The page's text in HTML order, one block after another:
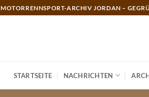
MOTORRENNSPORT-ARCHIV JORDAN –
STARTSEITE NACHRICHTEN